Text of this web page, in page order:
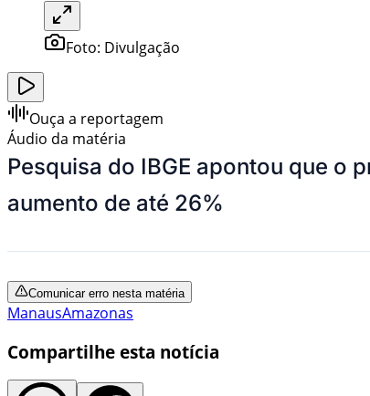
Foto: Divulgação
Ouça a reportagem
Áudio da matéria
Pesquisa do IBGE apontou que o
aumento de até 26%
Comunicar erro nesta matéria
ManausAmazonas
Compartilhe esta notícia